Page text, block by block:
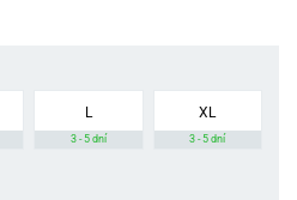
L
3 - 5 dní
XL
3 - 5 dní